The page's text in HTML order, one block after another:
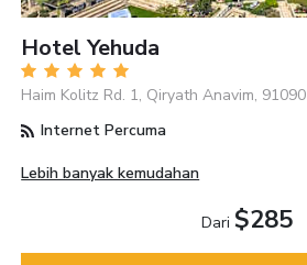
Hotel Yehuda
Haim Kolitz Rd. 1, Qiryath Anavim, 91090
Internet Percuma
Lebih banyak kemudahan
Dari $285